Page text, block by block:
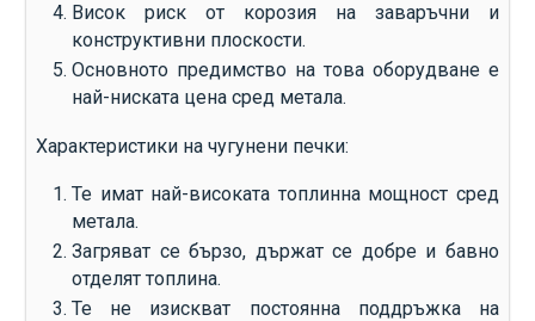
Висок риск от корозия на заваръчни и
конструктивни плоскости.
Основното предимство на това оборудване е
най-ниската цена сред метала.
Характеристики на чугунени печки:
Те имат най-високата топлинна мощност сред
метала.
Загряват се бързо, държат се добре и бавно
отделят топлина.
Те не изискват постоянна поддръжка на